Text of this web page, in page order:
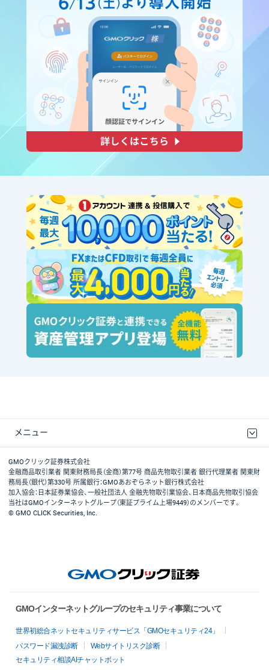
メニュー
取引規程・約款
最良執行方針
ディスクレイマー
リスク説明
GMOクリック証券ホームページ
GMOクリック証券株式会社
金融商品取引業者 関東財務局長（金商）第77号 商品先物取引業者 銀行代理業者 関東財
務局長（銀代）第330号 所属銀行：GMOあおぞらネット銀行株式会社
加入協会：日本証券業協会、一般社団法人 金融先物取引業協会、日本商品先物取引協会
当社はGMOインターネットグループ（東証プライム上場9449）のメンバーです。
© GMO CLICK Securities, Inc.
GMOインターネットグループのセキュリティ事業について
世界初総合ネットセキュリティサービス「GMOセキュリティ24」
パスワード漏洩診断
Webサイトリスク診断
セキュリティ相談AIチャットボット